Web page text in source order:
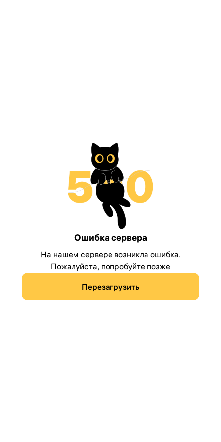
Ошибка сервера
На нашем сервере возникла ошибка.
Пожалуйста, попробуйте позже
Перезагрузить